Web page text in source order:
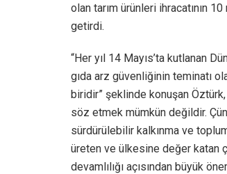
olan tarım ürünleri ihracatının
getirdi.
“Her yıl 14 Mayıs’ta kutlanan
gıda arz güvenliğinin teminatı
biridir” şeklinde konuşan
söz etmek mümkün değildir.
sürdürülebilir kalkınma ve
üreten ve ülkesine değer katan
devamlılığı açısından büyük